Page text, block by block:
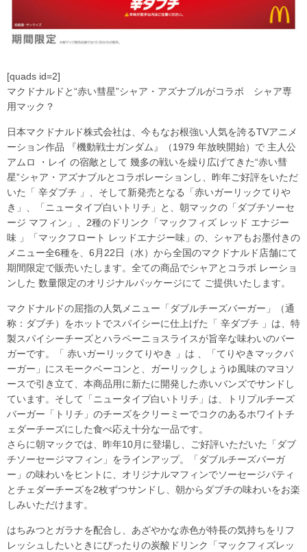
[quads id=2]
マクドナルドと“赤い彗星”シャア・アズナブルがコラボ シャア専
用マック？
日本マクドナルド株式会社は、今もなお根強い人気を誇るTVアニメ
ーション作品 『機動戦士ガンダム』（1979 年放映開始）で 主人公
アムロ ・レイ の宿敵として 幾多の戦いを繰り広げてきた“赤い彗
星”シャア・アズナブルとコラボレーションし、昨年ご好評をいただ
いた「 辛ダブチ 」、そして新発売となる「赤いガーリックてりや
き」、「ニュータイプ白いトリチ」と、朝マックの「ダブチソーセ
ージ マフィン」、2種のドリンク「マックフィズ レッド エナジー
味 」「マックフロート レッドエナジー味」の、シャアもお墨付きの
メニュー全6種を、6月22日（水）から全国のマクドナルド店舗にて
期間限定で販売いたします。全ての商品でシャアとコラボ レーショ
ンした 数量限定のオリジナルパッケージにて ご提供いたします。
マクドナルドの屈指の人気メニュー「ダブルチーズバーガー」（通
称：ダブチ）をホットでスパイシーに仕上げた「 辛ダブチ 」は、特
製スパイシーチーズとハラペーニョスライスが旨辛な味わいのバー
ガーです。「 赤いガーリックてりやき 」は 、「てりやきマックバ
ーガー」にスモークベーコンと、ガーリックしょうゆ風味のマヨソ
ースで引き立て、本商品用に新たに開発した赤いバンズでサンドし
ています。そして「ニュータイプ白いトリチ」は、トリプルチーズ
バーガー「トリチ」のチーズをクリーミーでコクのあるホワイトチ
ェダーチーズにした食べ応え十分な一品です。
さらに朝マックでは、昨年10月に登場し、ご好評いただいた「ダブ
チソーセージマフィン」をラインアップ。「ダブルチーズバーガ
ー」の味わいをヒントに、オリジナルマフィンでソーセージパティ
とチェダーチーズを2枚ずつサンドし、朝からダブチの味わいをお楽
しみいただけます。
はちみつとガラナを配合し、あざやかな赤色が特長の気持ちをリフ
レッシュしたいときにぴったりの炭酸ドリンク「マックフィズレッ